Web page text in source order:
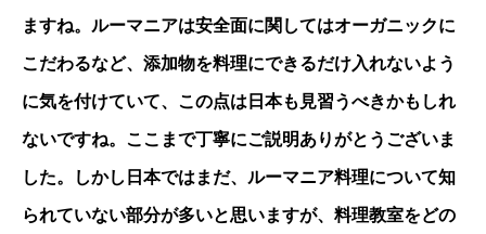
ますね。ルーマニアは安全面に関してはオーガニックに
こだわるなど、添加物を料理にできるだけ入れないよう
に気を付けていて、この点は日本も見習うべきかもしれ
ないですね。ここまで丁寧にご説明ありがとうございま
した。しかし日本ではまだ、ルーマニア料理について知
られていない部分が多いと思いますが、料理教室をどの